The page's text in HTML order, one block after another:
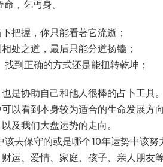
，乞丐身。
把握，你只能看著它流逝；
处之道，最后只能分道扬镳；
到正确的方式还是能扭转乾坤；
是协助自己和他人很棒的占卜工具。
以看到本身较为适合的生命发展方
及我们大盘运势的走向。
去保守的或是哪个10年运势中该努
运、爱情、家庭、孩子、亲人朋友